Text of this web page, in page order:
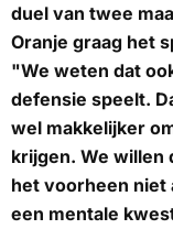
duel van twee
Oranje graag het
"We weten dat
defensie speelt.
wel makkelijker
krijgen. We willen
het voorheen niet
een mentale